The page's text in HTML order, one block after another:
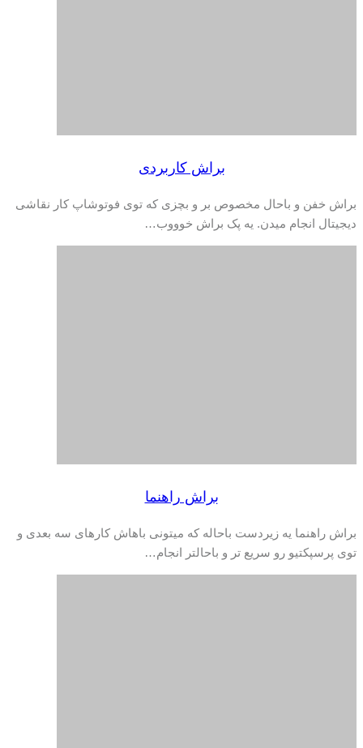
براش کاربردی
براش خفن و باحال مخصوص بر و بچزی که توی فوتوشاپ کار نقاشی
دیجیتال انجام میدن. یه پک براش خوووب…
براش راهنما
براش راهنما یه زیردست باحاله که میتونی باهاش کارهای سه بعدی و
توی پرسپکتیو رو سریع تر و باحالتر انجام…